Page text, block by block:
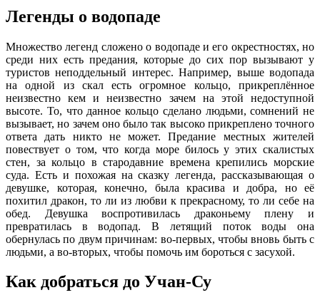
Легенды о водопаде
Множество легенд сложено о водопаде и его окрестностях, но
среди них есть предания, которые до сих пор вызывают у
туристов неподдельный интерес. Например, выше водопада
на одной из скал есть огромное кольцо, прикреплённое
неизвестно кем и неизвестно зачем на этой недоступной
высоте. То, что данное кольцо сделано людьми, сомнений не
вызывает, но зачем оно было так высоко прикреплено точного
ответа дать никто не может. Предание местных жителей
повествует о том, что когда море билось у этих скалистых
стен, за кольцо в стародавние времена крепились морские
суда. Есть и похожая на сказку легенда, рассказывающая о
девушке, которая, конечно, была красива и добра, но её
похитил дракон, то ли из любви к прекрасному, то ли себе на
обед. Девушка воспротивилась драконьему плену и
превратилась в водопад. В летящий поток воды она
обернулась по двум причинам: во-первых, чтобы вновь быть с
людьми, а во-вторых, чтобы помочь им бороться с засухой.
Как добраться до Учан-Су